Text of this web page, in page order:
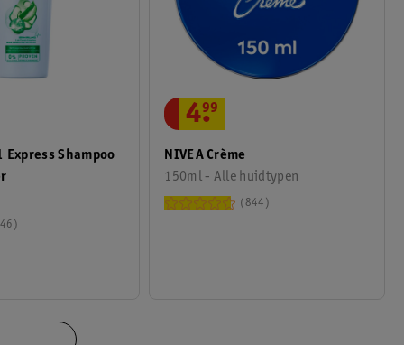
Express Shampoo
46
NIVEA Crème
150ml - Alle huidtypen
4.
99
844